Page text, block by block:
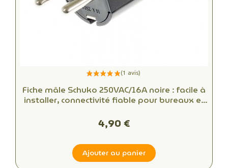
Fiche mâle Schuko 250VAC/16A noire : facile à
installer, connectivité fiable pour bureaux et
4,90 €
Ajouter au panier